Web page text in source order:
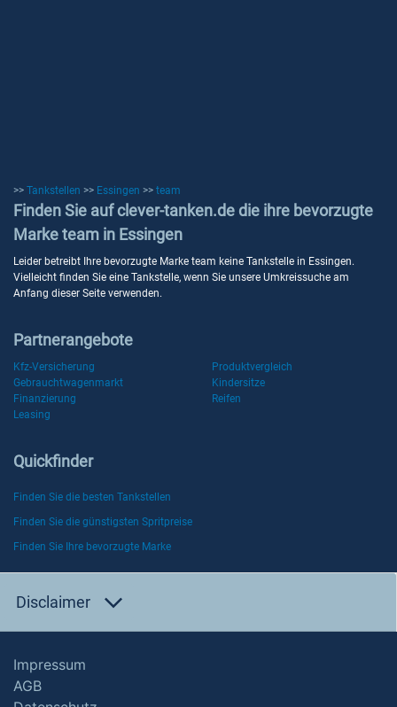
>> Tankstellen >> Essingen >> team
Finden Sie auf clever-tanken.de die ihre bevorzugte
Marke team in Essingen
Leider betreibt Ihre bevorzugte Marke team keine Tankstelle in Essingen.
Vielleicht finden Sie eine Tankstelle, wenn Sie unsere Umkreissuche am
Anfang dieser Seite verwenden.
Partnerangebote
Kfz-Versicherung
Produktvergleich
Gebrauchtwagenmarkt
Kindersitze
Finanzierung
Reifen
Leasing
Quickfinder
Finden Sie die besten Tankstellen
Finden Sie die günstigsten Spritpreise
Finden Sie Ihre bevorzugte Marke
Disclaimer
Impressum
AGB